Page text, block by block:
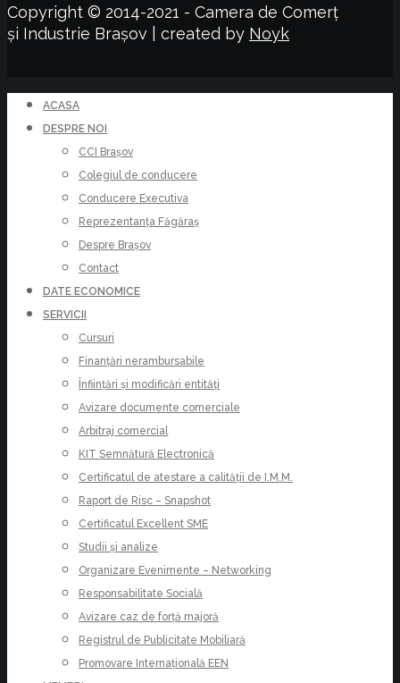
Copyright © 2014-2021 - Camera de Comerț
și Industrie Brașov | created by Noyk
ACASA
DESPRE NOI
CCI Brașov
Colegiul de conducere
Conducere Executiva
Reprezentanța Făgăraș
Despre Brașov
Contact
DATE ECONOMICE
SERVICII
Cursuri
Finanțări nerambursabile
Înființări și modificări entități
Avizare documente comerciale
Arbitraj comercial
KIT Semnătură Electronică
Certificatul de atestare a calității de I.M.M.
Raport de Risc – Snapshot
Certificatul Excellent SME
Studii și analize
Organizare Evenimente – Networking
Responsabilitate Socială
Avizare caz de forță majoră
Registrul de Publicitate Mobiliară
Promovare Internațională EEN